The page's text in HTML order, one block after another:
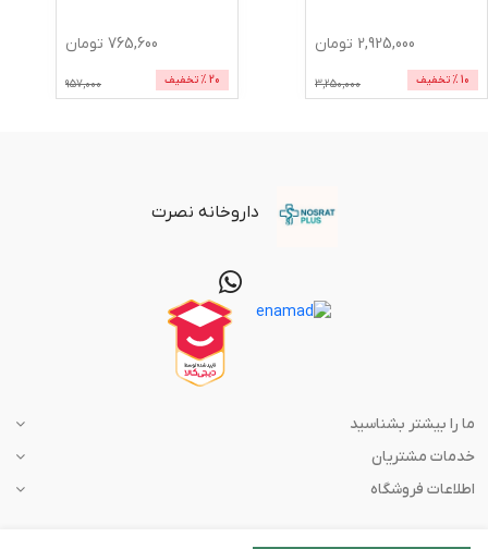
2,925,000 تومان
10 % تخفیف 3,250,000
765,600 تومان
20 % تخفیف 957,000
داروخانه نصرت
ما را بیشتر بشناسید
خدمات مشتریان
اطلاعات فروشگاه